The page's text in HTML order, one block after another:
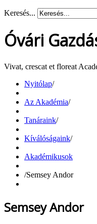
Keresés...
Óvári
Vivat, crescat et floreat
Nyitólap/
Az Akadémia/
Tanáraink/
Kíválóságaink/
Akadémikusok
/Semsey Andor
Semsey Andor